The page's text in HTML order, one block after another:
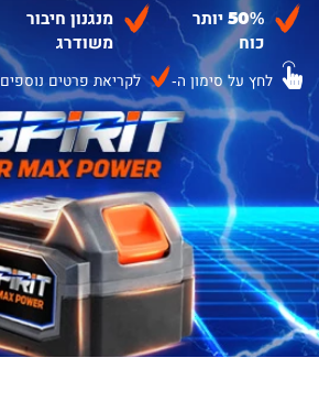
50% יותר
כוח
מנגנון חיבור
משודרג
לחץ על סימון ה- לקריאת פרטים נוספים